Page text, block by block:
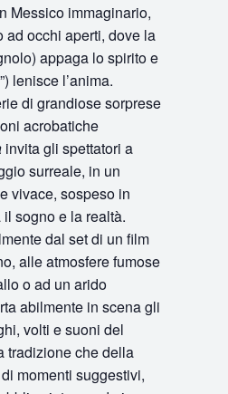
Messico immaginario,
ad occhi aperti, dove la
appaga lo spirito e
lenisce l’anima.
di grandiose sorprese
acrobatiche
invita gli spettatori a
surreale, in un
vivace, sospeso in
sogno e la realtà.
dal set di un film
alle atmosfere fumose
o ad un arido
abilmente in scena gli
volti e suoni del
tradizione che della
momenti suggestivi,